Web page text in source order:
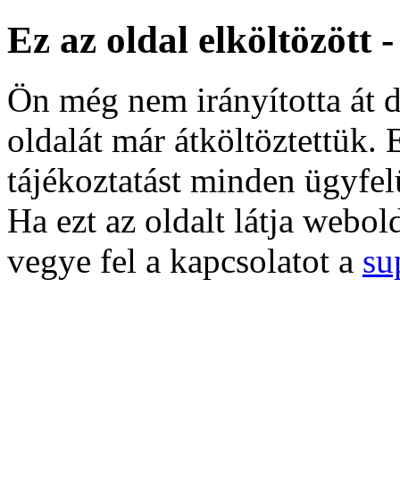
Ez az oldal elköltözött -
Ön még nem irányította át
oldalát már átköltöztettük.
tájékoztatást minden
Ha ezt az oldalt látja
vegye fel a kapcsolatot a